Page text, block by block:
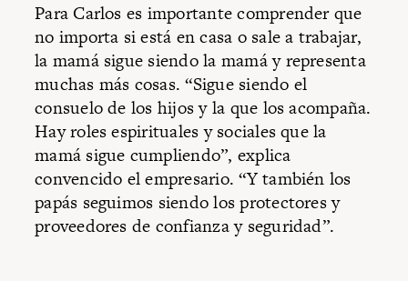
Para Carlos es importante comprender que
no importa si está en casa o sale a trabajar,
la mamá sigue siendo la mamá y representa
muchas más cosas. “Sigue siendo el
consuelo de los hijos y la que los acompaña.
Hay roles espirituales y sociales que la
mamá sigue cumpliendo”, explica
convencido el empresario. “Y también los
papás seguimos siendo los protectores y
proveedores de confianza y seguridad”.